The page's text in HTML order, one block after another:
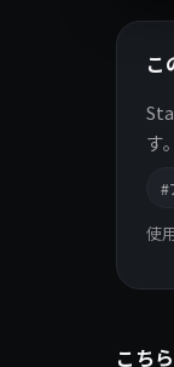
こ
す
#
使
こち